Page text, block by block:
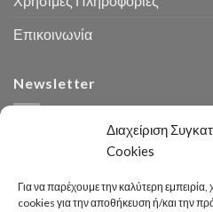
Διαχείριση
Cookies
Για να παρέχουμε την καλύτερη
cookies για την αποθήκευση ή/και την
Επικοινωνία
Newsletter